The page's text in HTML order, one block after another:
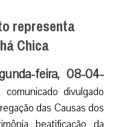
representa
Chica
feira, 08-04-
comunicado divulgado
das Causas dos
beatificação da